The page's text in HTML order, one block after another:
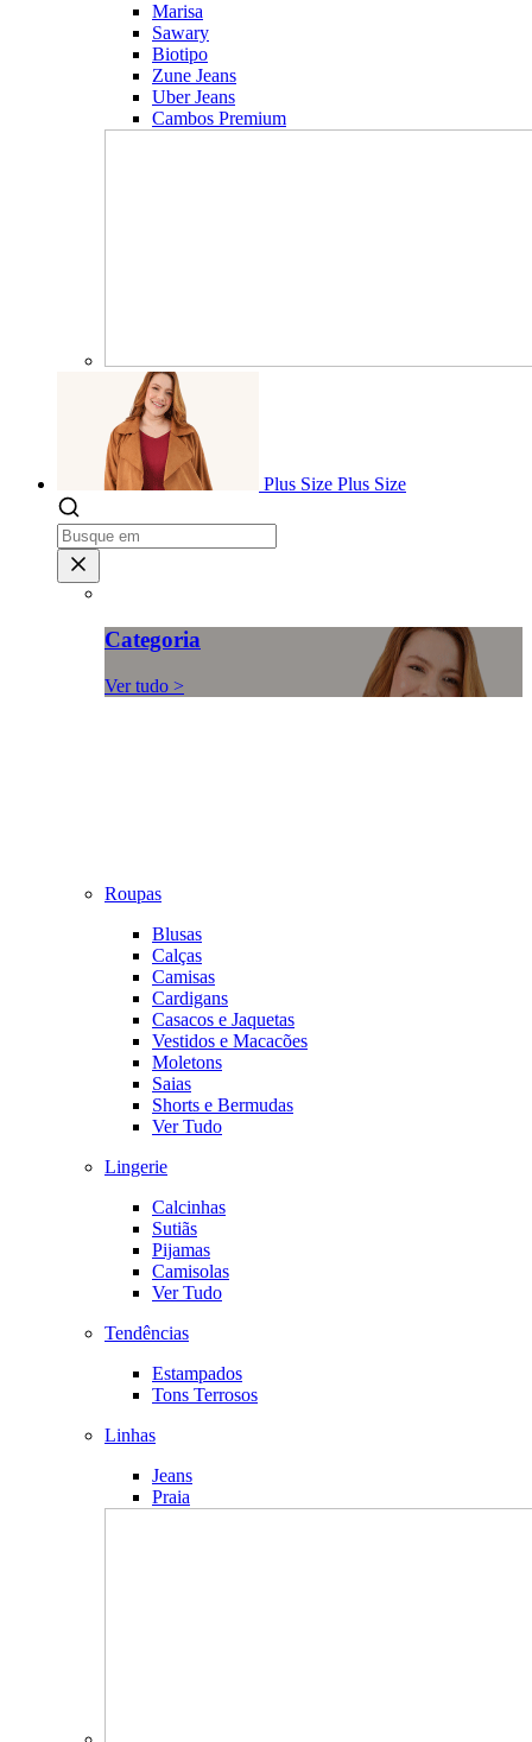
Marisa
Sawary
Biotipo
Zune Jeans
Uber Jeans
Cambos Premium
Plus Size Plus Size
Categoria
Ver tudo >
Roupas
Blusas
Calças
Camisas
Cardigans
Casacos e Jaquetas
Vestidos e Macacões
Moletons
Saias
Shorts e Bermudas
Ver Tudo
Lingerie
Calcinhas
Sutiãs
Pijamas
Camisolas
Ver Tudo
Tendências
Estampados
Tons Terrosos
Linhas
Jeans
Praia